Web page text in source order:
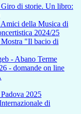
di storie. Un libro:
della Musica di
2024/25
"Il bacio di
- Abano Terme
- domande on line
2025
di